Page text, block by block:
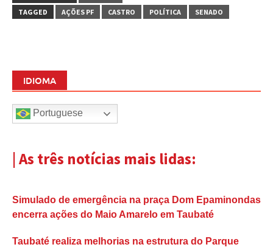
TAGGED
AÇÕES PF CASTRO POLÍTICA SENADO
IDIOMA
Portuguese
| As três notícias mais lidas:
Simulado de emergência na praça Dom Epaminondas
encerra ações do Maio Amarelo em Taubaté
Taubaté realiza melhorias na estrutura do Parque